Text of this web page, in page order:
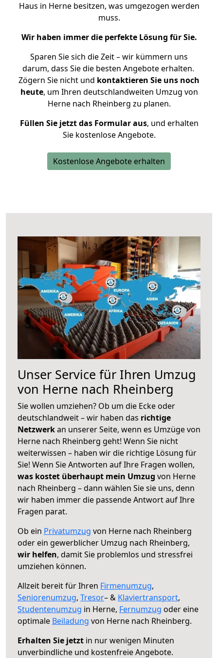
Haus in Herne besitzen, was umgezogen werden
muss.
Wir haben immer die perfekte Lösung für Sie.
Sparen Sie sich die Zeit – wir kümmern uns
darum, dass Sie die besten Angebote erhalten.
Zögern Sie nicht und kontaktieren Sie uns noch
heute, um Ihren deutschlandweiten Umzug von
Herne nach Rheinberg zu planen.
Füllen Sie jetzt das Formular aus, und erhalten
Sie kostenlose Angebote.
Kostenlose Angebote erhalten
Unser Service für Ihren Umzug
von Herne nach Rheinberg
Sie wollen umziehen? Ob um die Ecke oder
deutschlandweit – wir haben das richtige
Netzwerkan unserer Seite, wenn es Umzüge von
Herne nach Rheinberg geht! Wenn Sie nicht
weiterwissen – haben wir die richtige Lösung für
Sie! Wenn Sie Antworten auf Ihre Fragen wollen,
was kostet überhaupt mein Umzug von Herne
nach Rheinberg – dann wählen Sie sie uns, denn
wir haben immer die passende Antwort auf Ihre
Fragen parat.
Ob ein Privatumzug von Herne nach Rheinberg
oder ein gewerblicher Umzug nach Rheinberg,
wir helfen, damit Sie problemlos und stressfrei
umziehen können.
Allzeit bereit für Ihren Firmenumzug,
Seniorenumzug, Tresor– & Klaviertransport,
Studentenumzug in Herne, Fernumzug oder eine
optimale Beiladung von Herne nach Rheinberg.
Erhalten Sie jetzt in nur wenigen Minuten
unverbindliche und kostenfreie Angebote.